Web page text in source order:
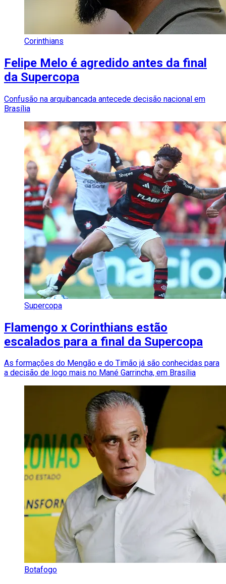
Corinthians
Felipe Melo é agredido antes da final
da Supercopa
Confusão na arquibancada antecede decisão nacional em
Brasília
Supercopa
Flamengo x Corinthians estão
escalados para a final da Supercopa
As formações do Mengão e do Timão já são conhecidas para
a decisão de logo mais no Mané Garrincha, em Brasília
Botafogo